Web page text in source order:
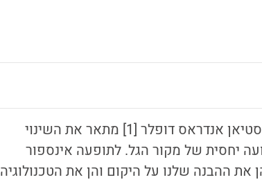
אפקט דופלר שנחזה על-ידי המדען האוסטרי כריסטיאן אנדראס דופלר [1] מתאר את השינוי
יחסית של מקור הגל. לתופעה אינספור
את ההבנה שלנו על היקום והן את הטכנולוגיה